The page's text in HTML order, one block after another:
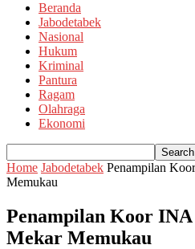
Beranda
Jabodetabek
Nasional
Hukum
Kriminal
Pantura
Ragam
Olahraga
Ekonomi
Home Jabodetabek Penampilan
Memukau
Penampilan Koor
Mekar Memukau